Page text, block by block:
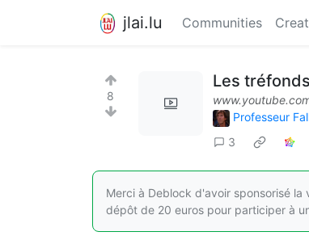
jlai.lu Communities
8
Les
Professeur
3
Merci à Deblock d'avoir sponsorisé
dépôt de 20 euros pour participer à